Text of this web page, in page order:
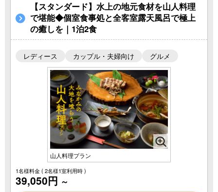
【スタンダード】水上の地元食材を山人料理
で堪能◆個室食事処と全客室露天風呂で極上
の癒しを｜1泊2食
レディース カップル・夫婦向け グルメ
山人料理プラン
1名様料金( 2名様1室利用時 )
39,050円 ～